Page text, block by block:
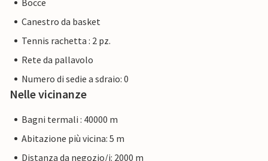
Bocce
Canestro da basket
Tennis rachetta : 2 pz.
Rete da pallavolo
Numero di sedie a sdraio: 0
Nelle vicinanze
Bagni termali : 40000 m
Abitazione più vicina: 5 m
Distanza da negozio/i: 2000 m